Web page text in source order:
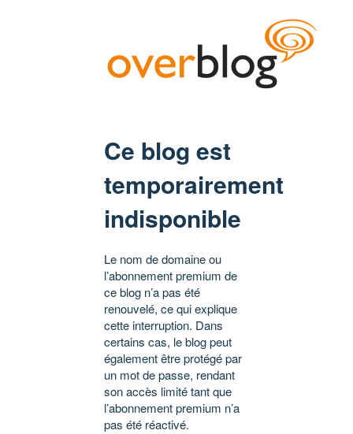
Ce blog est
temporairement
indisponible
Le nom de domaine ou
l’abonnement premium de
ce blog n’a pas été
renouvelé, ce qui explique
cette interruption. Dans
certains cas, le blog peut
également être protégé par
un mot de passe, rendant
son accès limité tant que
l’abonnement premium n’a
pas été réactivé.